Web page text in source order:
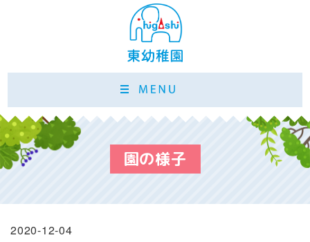
園の様子
2020-12-04